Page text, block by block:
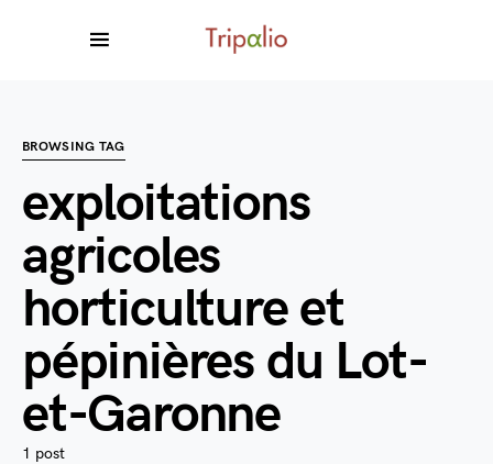
BROWSING TAG
exploitations
agricoles
horticulture et
pépinières du Lot-
et-Garonne
1 post